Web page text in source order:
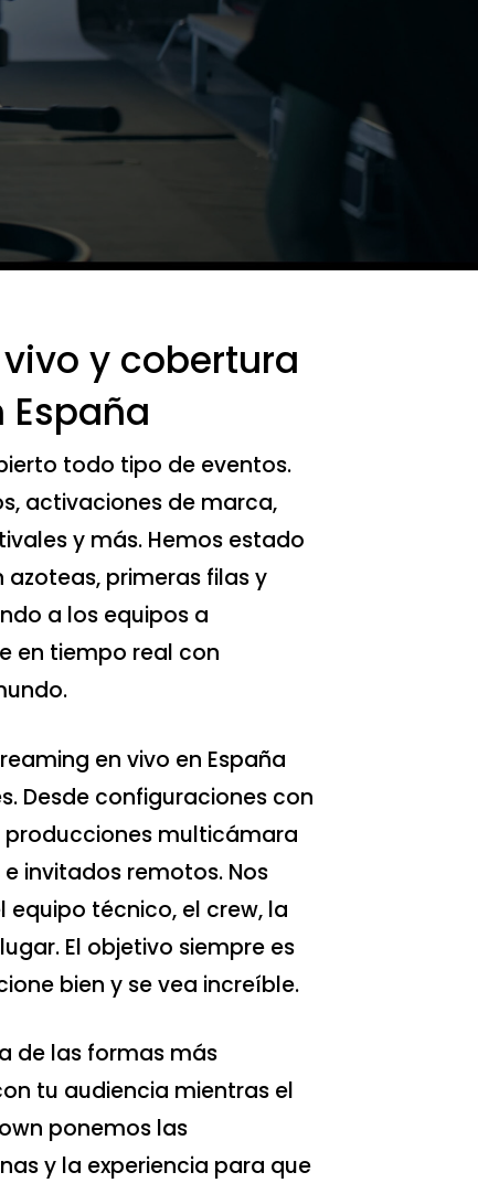
y cobertura
todo tipo de eventos.
activaciones de marca,
y más. Hemos estado
primeras filas y
a los equipos a
en tiempo real con
en vivo en España
Desde configuraciones con
multicámara
invitados remotos. Nos
técnico, el crew, la
El objetivo siempre es
bien y se vea increíble.
de las formas más
tu audiencia mientras el
ponemos las
y la experiencia para que